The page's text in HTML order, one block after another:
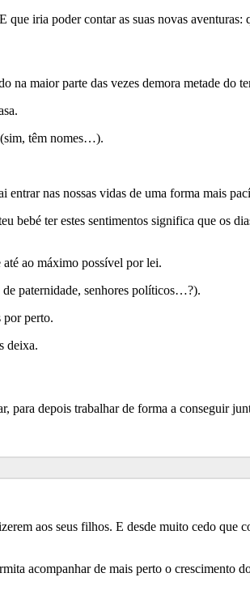
iria poder contar as suas novas
na maior parte das vezes demora metade
(sim, têm nomes…).
entrar nas nossas vidas de uma forma mais
bebé ter estes sentimentos significa que os
ao máximo possível por lei.
de paternidade, senhores políticos…?).
por perto.
deixa.
para depois trabalhar de forma a conseguir
aos seus filhos. E desde muito cedo que
acompanhar de mais perto o crescimento